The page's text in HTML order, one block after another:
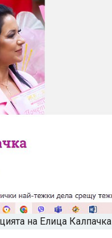
на Елица Калпачка